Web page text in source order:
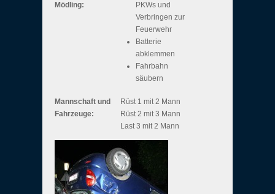
Mödling:
PKWs und
Verbringen zur
Feuerwehr
Batterie
abklemmen
Fahrbahn
säubern
Mannschaft und
Fahrzeuge:
Rüst 1 mit 2 Mann
Rüst 2 mit 3 Mann
Last 3 mit 2 Mann